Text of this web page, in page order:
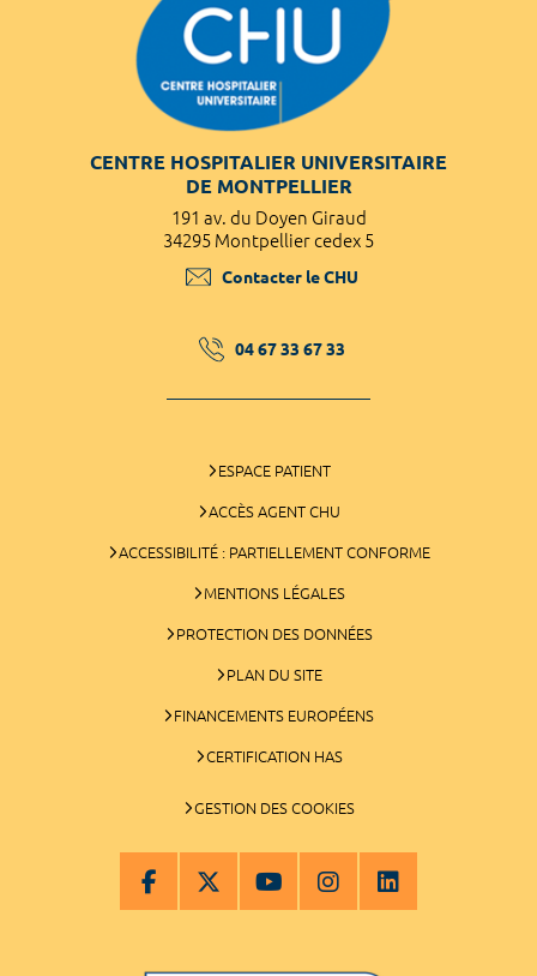
CENTRE HOSPITALIER UNIVERSITAIRE
DE MONTPELLIER
191 av. du Doyen Giraud
34295 Montpellier cedex 5
Contacter le CHU
04 67 33 67 33
ESPACE PATIENT
ACCÈS AGENT CHU
ACCESSIBILITÉ : PARTIELLEMENT CONFORME
MENTIONS LÉGALES
PROTECTION DES DONNÉES
PLAN DU SITE
FINANCEMENTS EUROPÉENS
CERTIFICATION HAS
GESTION DES COOKIES